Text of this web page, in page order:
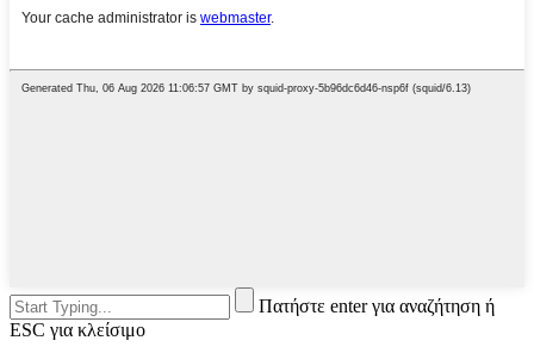
Πατήστε enter για αναζήτηση ή
ESC για κλείσιμο